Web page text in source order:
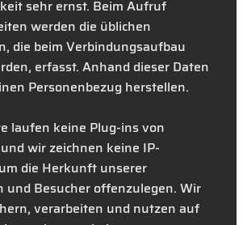
sehr ernst. Beim Aufruf
werden die üblichen
die beim Verbindungsaufbau
erfasst. Anhand dieser Daten
Personenbezug herstellen.
laufen keine Plug-ins von
wir zeichnen keine IP-
die Herkunft unserer
und Besucher offenzulegen. Wir
verarbeiten und nutzen auf